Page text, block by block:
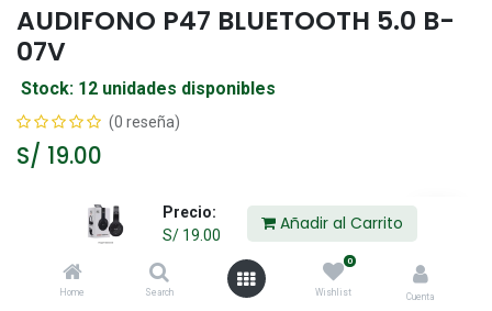
Precio:
S/ 19.00
Añadir al Carrito
Home Search
0
Wishlist Cuenta
AUDIFONO P47 BLUETOOTH 5.0 B-
07V
Stock: 12 unidades disponibles
(0 reseña)
S/ 19.00
Añadir al Carrito
Agregar a la lista de deseos